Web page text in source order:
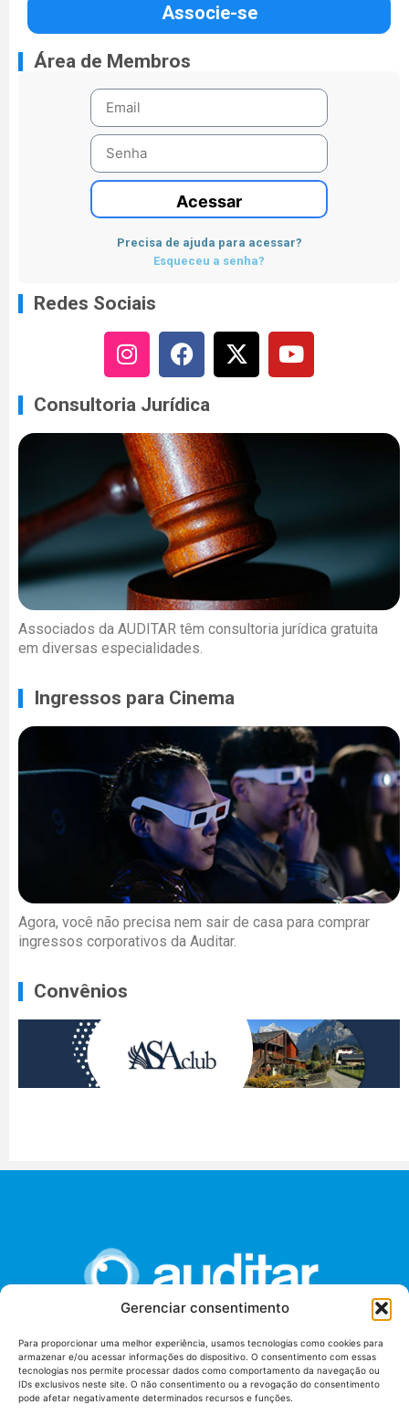
Gerenciar consentimento
Para proporcionar uma melhor experiência, usamos tecnologias como cookies para
armazenar e/ou acessar informações do dispositivo. O consentimento com essas
tecnologias nos permite processar dados como comportamento da navegação ou
IDs exclusivos neste site. O não consentimento ou a revogação do consentimento
pode afetar negativamente determinados recursos e funções.
Associe-se
Área de Membros
Acessar
Precisa de ajuda para acessar?
Esqueceu a senha?
Redes Sociais
Consultoria Jurídica
Associados da AUDITAR têm consultoria jurídica gratuita
em diversas especialidades.
Ingressos para Cinema
Agora, você não precisa nem sair de casa para comprar
ingressos corporativos da Auditar.
Convênios
União dos Auditores Federais de Controle Externo -
AUDITAR
Setor de Administração Federal Sul (SAF/Sul), Qd. 04, Lt. 01